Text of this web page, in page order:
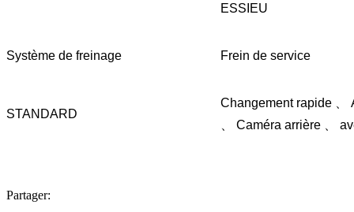
ESSIEU
Système de freinage Frein de service
STANDARD
Changement rapide 、
、 Caméra arrière 、
Partager: